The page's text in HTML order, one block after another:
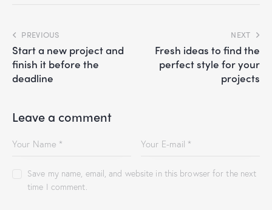
PREVIOUS
Start a new project and
finish it before the
deadline
NEXT
Fresh ideas to find the
perfect style for your
projects
Leave a comment
Save my name, email, and website in this browser for the next
time I comment.